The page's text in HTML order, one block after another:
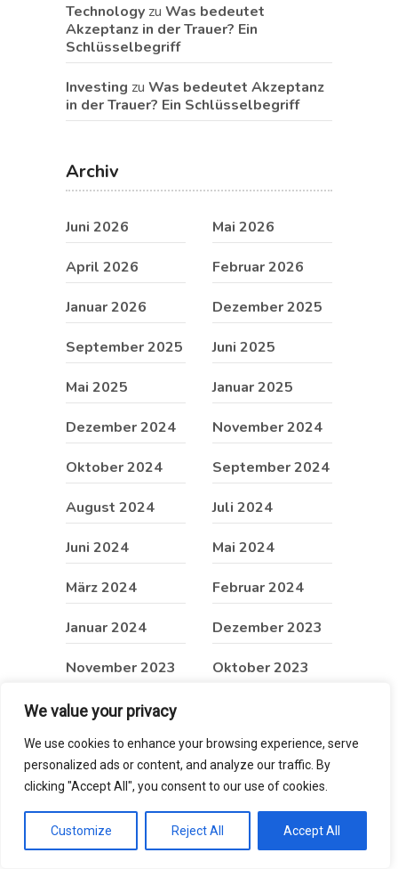
We value your privacy
We use cookies to enhance your browsing experience, serve
personalized ads or content, and analyze our traffic. By
clicking "Accept All", you consent to our use of cookies.
Customize Reject All Accept All
Technology zu Was bedeutet
Akzeptanz in der Trauer? Ein
Schlüsselbegriff
Investing zu Was bedeutet Akzeptanz
in der Trauer? Ein Schlüsselbegriff
Archiv
Juni 2026 Mai 2026
April 2026 Februar 2026
Januar 2026 Dezember 2025
September 2025 Juni 2025
Mai 2025 Januar 2025
Dezember 2024 November 2024
Oktober 2024 September 2024
August 2024 Juli 2024
Juni 2024 Mai 2024
März 2024 Februar 2024
Januar 2024 Dezember 2023
November 2023 Oktober 2023
Juni 2023
April 2023 März 2023
Februar 2023 November 2022
September 2022 Dezember 2021